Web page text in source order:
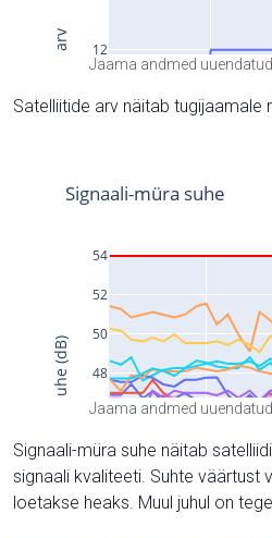
Jaama andmed
Satelliitide arv näitab tugijaamale
Jaama andmed
Signaali-müra suhe näitab
signaali kvaliteeti. Suhte väärtust
loetakse heaks. Muul juhul on